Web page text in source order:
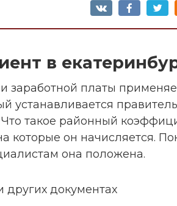
в
заработной платы
устанавливается
такое районный
которые он начисляется.
она положена.
других документах